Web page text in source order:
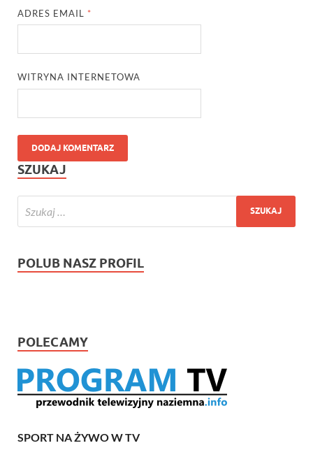
ADRES EMAIL *
WITRYNA INTERNETOWA
SZUKAJ
POLUB NASZ PROFIL
POLECAMY
SPORT NA ŻYWO W TV